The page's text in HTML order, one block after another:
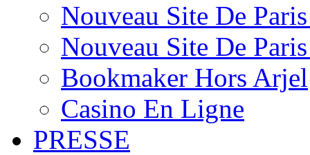
Nouveau Site De
Nouveau Site De
Bookmaker Hors Arjel
Casino En Ligne
PRESSE